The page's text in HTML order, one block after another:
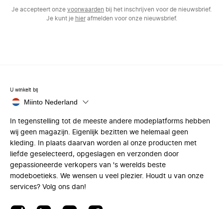
Je accepteert onze voorwaarden bij het inschrijven voor de nieuwsbrief.
Je kunt je hierafmelden voor onze nieuwsbrief.
U winkelt bij
Miinto Nederland
In tegenstelling tot de meeste andere modeplatforms hebben
wij geen magazijn. Eigenlijk bezitten we helemaal geen
kleding. In plaats daarvan worden al onze producten met
liefde geselecteerd, opgeslagen en verzonden door
gepassioneerde verkopers van 's werelds beste
modeboetieks. We wensen u veel plezier. Houdt u van onze
services? Volg ons dan!